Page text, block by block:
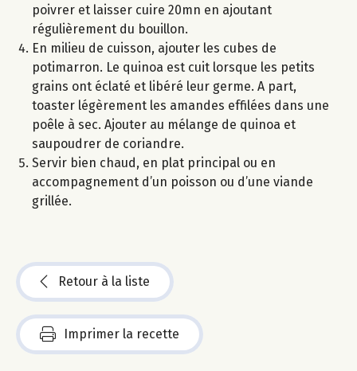
poivrer et laisser cuire 20mn en ajoutant
régulièrement du bouillon.
En milieu de cuisson, ajouter les cubes de
potimarron. Le quinoa est cuit lorsque les petits
grains ont éclaté et libéré leur germe. A part,
toaster légèrement les amandes effilées dans une
poêle à sec. Ajouter au mélange de quinoa et
saupoudrer de coriandre.
Servir bien chaud, en plat principal ou en
accompagnement d’un poisson ou d’une viande
grillée.
Retour à la liste
Imprimer la recette